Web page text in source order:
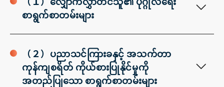
စာရွက်စာတမ်းများ
（２）ပညာသင်ကြားခနှင့် အသက်တာ
ကုန်ကျစရိတ် ကိုယ်စားပြုနိုင်မှုကို
အတည်ပြုသော စာရွက်စာတမ်းများ